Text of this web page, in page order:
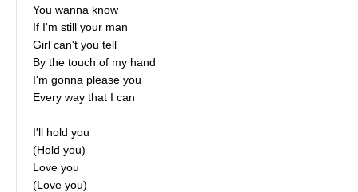
You wanna know
If I'm still your man
Girl can't you tell
By the touch of my hand
I'm gonna please you
Every way that I can
I'll hold you
(Hold you)
Love you
(Love you)